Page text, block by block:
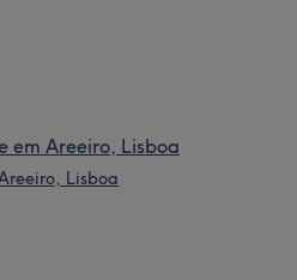
em Areeiro, Lisboa
Lisboa